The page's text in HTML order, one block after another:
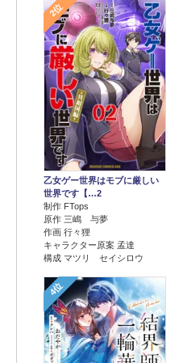
2位
乙女ゲー世界はモブに厳しい
世界です【…2
制作 FTops
原作 三嶋 与夢
作画 行々狸
キャラクター原案 孟達
構成 マツリ セイシロウ
4位